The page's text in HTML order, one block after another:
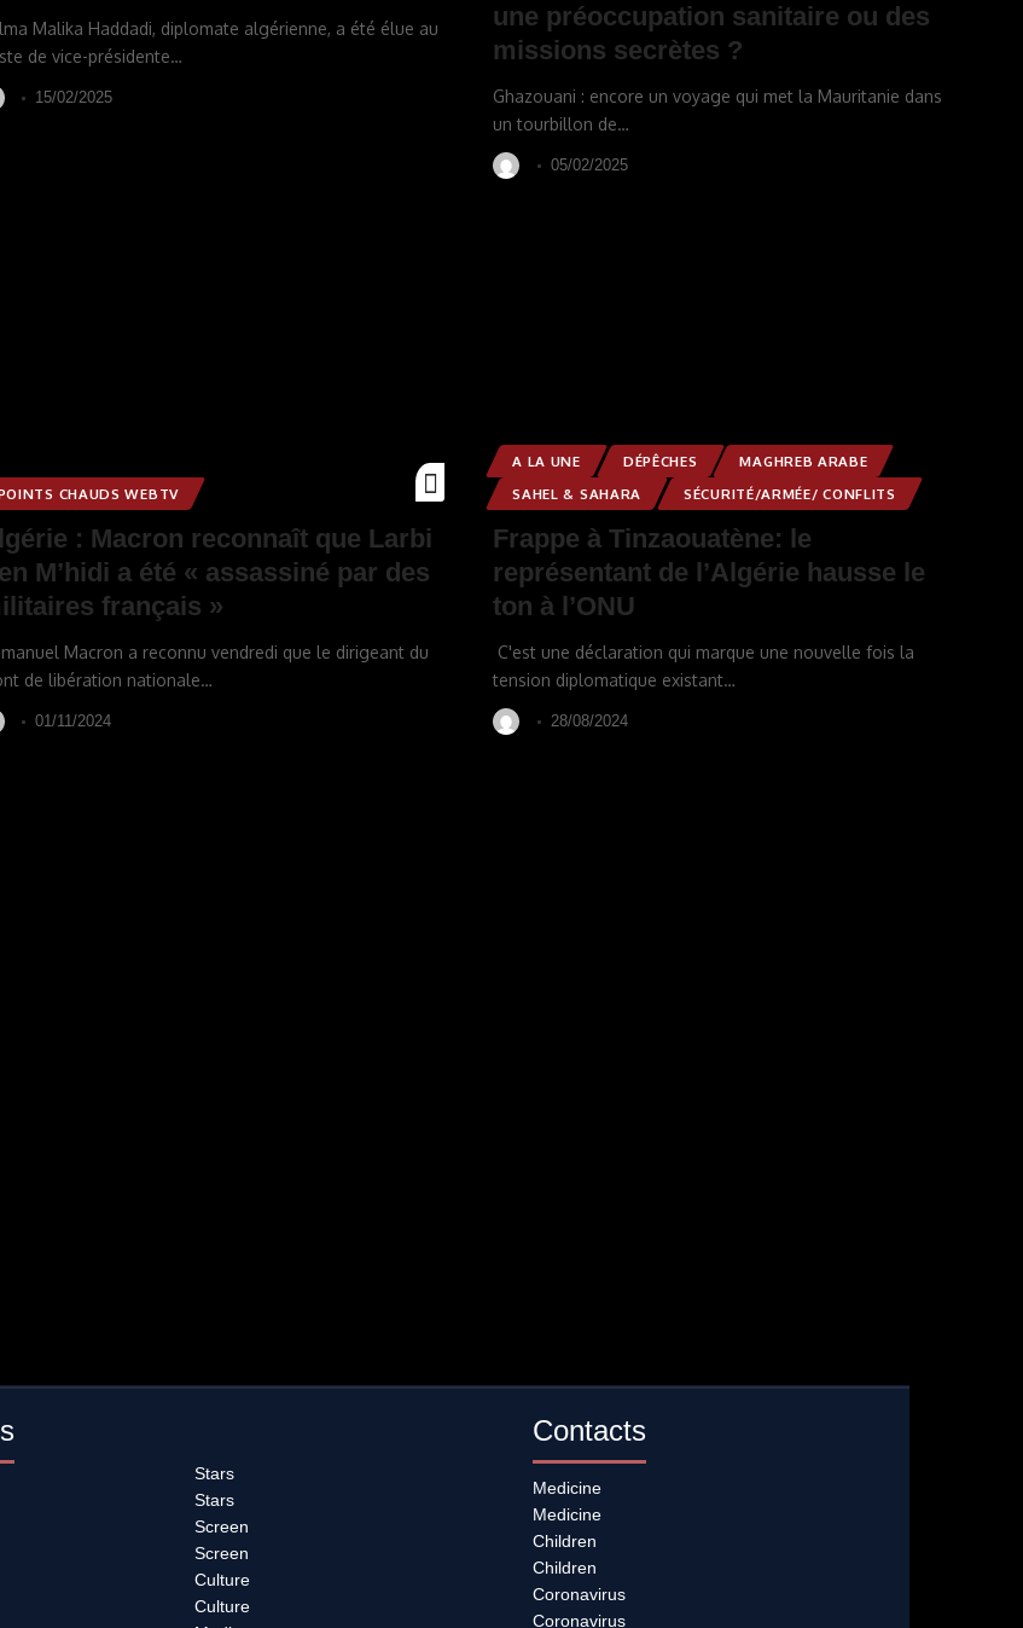
Malika Haddadi, diplomate algérienne, a été élue au
de vice-présidente…
15/02/2025
une préoccupation sanitaire ou des
missions secrètes ?
Ghazouani : encore un voyage qui met la Mauritanie dans
un tourbillon de…
05/02/2025
CHAUDS WEBTV
: Macron reconnaît que Larbi
M’hidi a été « assassiné par des
français »
Macron a reconnu vendredi que le dirigeant du
de libération nationale…
01/11/2024
A LA UNE DÉPÊCHES
MAGHREB ARABE
SAHEL & SAHARA
SÉCURITÉ/ARMÉE/ CONFLITS
Frappe à Tinzaouatène: le
représentant de l’Algérie hausse le
ton à l’ONU
C'est une déclaration qui marque une nouvelle fois la
tension diplomatique existant…
28/08/2024
Stars
Stars
Screen
Screen
Culture
Culture
Contacts
Medicine
Medicine
Children
Children
Coronavirus
Coronavirus